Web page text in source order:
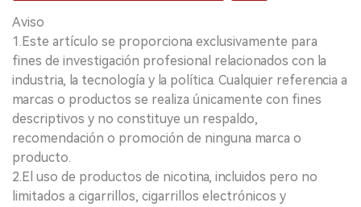
Aviso
1.Este artículo se proporciona exclusivamente para
fines de investigación profesional relacionados con la
industria, la tecnología y la política. Cualquier referencia a
marcas o productos se realiza únicamente con fines
descriptivos y no constituye un respaldo,
recomendación o promoción de ninguna marca o
producto.
2.El uso de productos de nicotina, incluidos pero no
limitados a cigarrillos, cigarrillos electrónicos y